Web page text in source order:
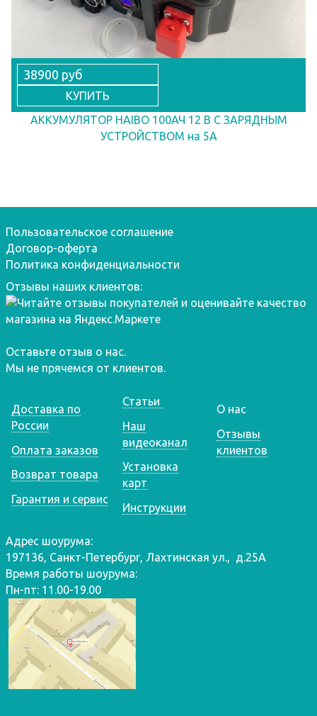
38900 руб
КУПИТЬ
АККУМУЛЯТОР HAIBO 100АЧ 12 В С ЗАРЯДНЫМ
УСТРОЙСТВОМ на 5А
Пользовательское соглашение
Договор-оферта
Политика конфиденциальности
Отзывы наших клиентов:
Оставьте отзыв о нас.
Мы не прячемся от клиентов.
Доставка по
России
Оплата заказов
Возврат товара
Гарантия и сервис
Статьи
Наш
видеоканал
Установка
карт
Инструкции
О нас
Отзывы
клиентов
Адрес шоурума:
197136, Санкт-Петербург, Лахтинская ул., д.25А
Время работы шоурума:
Пн-пт: 11.00-19.00